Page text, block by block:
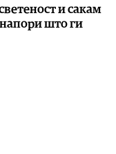
и сакам
што ги